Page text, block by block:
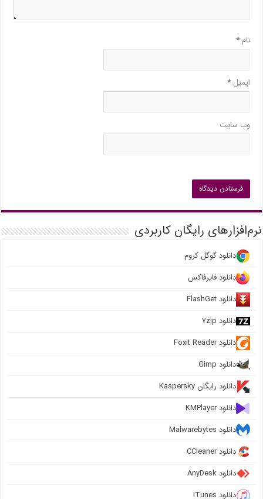
نام*
ایمیل*
وب‌ سایت
نرم‌افزارهای رایگان کاربردی
دانلود گوگل کروم
دانلود فایرفاکس
دانلود FlashGet
دانلود ۷zip
دانلود Foxit Reader
دانلود Gimp
دانلود رایگان Kaspersky
دانلود KMPlayer
دانلود Malwarebytes
دانلود CCleaner
دانلود AnyDesk
دانلود iTunes